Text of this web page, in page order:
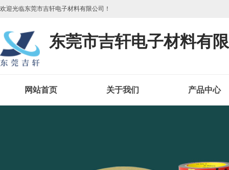
欢迎光临东莞市吉轩电子材料有限公司！
东莞市吉轩电子材料有
网站首页 关于我们 产品中心